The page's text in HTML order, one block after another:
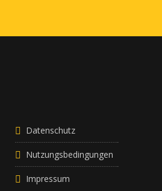
Datenschutz
Nutzungsbedingungen
Impressum